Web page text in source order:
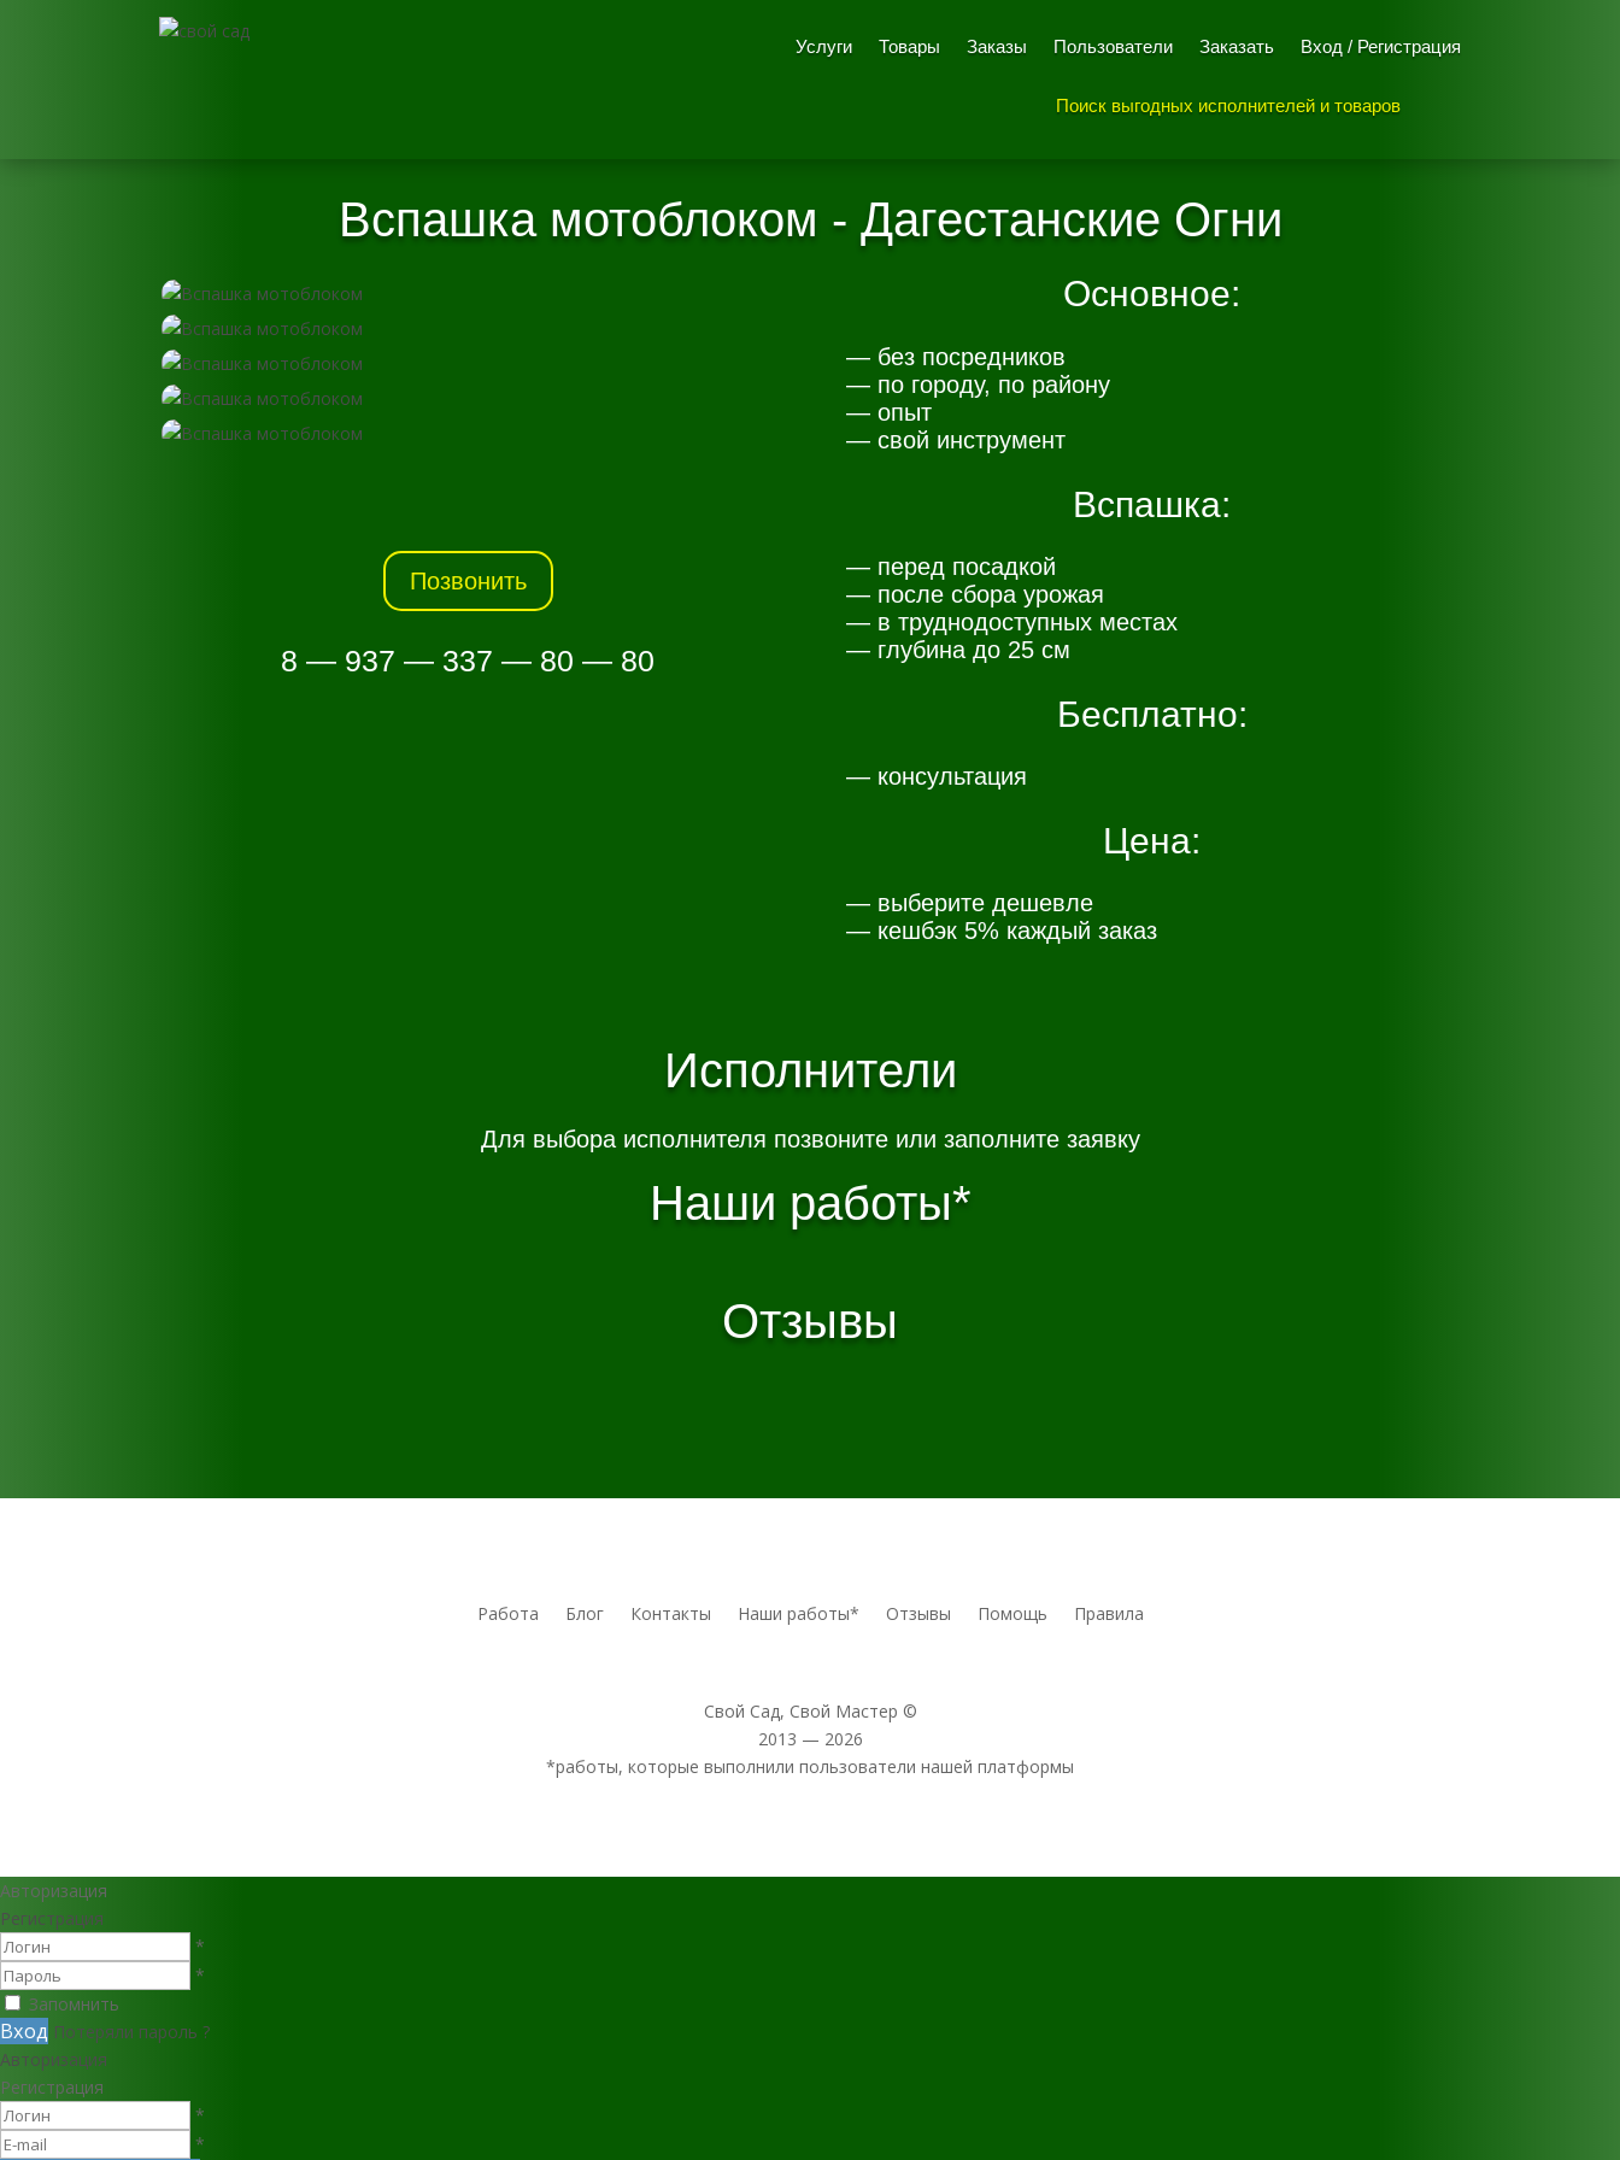
Услуги Товары Заказы Пользователи Заказать Вход / Регистрация
Поиск выгодных исполнителей и товаров
Вспашка мотоблоком - Дагестанские Огни
Позвонить
8 — 937 — 337 — 80 — 80
Основное:
— без посредников
— по городу, по району
— опыт
— свой инструмент
Вспашка:
— перед посадкой
— после сбора урожая
— в труднодоступных местах
— глубина до 25 см
Бесплатно:
— консультация
Цена:
— выберите дешевле
— кешбэк 5% каждый заказ
Исполнители
Для выбора исполнителя позвоните или заполните заявку
Наши работы*
Отзывы
Работа Блог Контакты Наши работы* Отзывы Помощь Правила
Свой Сад, Свой Мастер ©
2013 — 2026
*работы, которые выполнили пользователи нашей платформы
Авторизация
Регистрация
*
*
Запомнить
Вход Потеряли пароль ?
Авторизация
Регистрация
*
*